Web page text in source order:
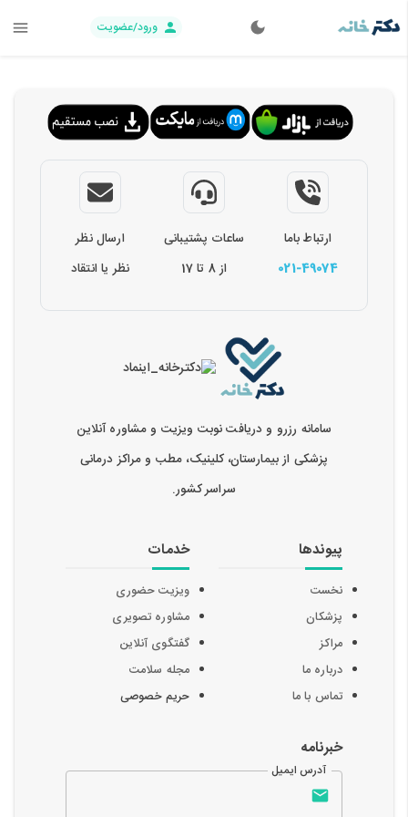
ورود/عضویت
ارتباط باما
021-49074
ساعات پشتیبانی
از 8 تا 17
ارسال نظر
نظر یا انتقاد
سامانه رزرو و دریافت نوبت ویزیت و مشاوره آنلاین
پزشکی از بیمارستان، کلینیک، مطب و مراکز درمانی
سراسر کشور.
پیوندها
نخست
پزشکان
مراکز
درباره ما
تماس با ما
خدمات
ویزیت حضوری
مشاوره تصویری
گفتگوی آنلاین
مجله سلامت
حریم خصوصی
خبرنامه
آدرس ایمیل